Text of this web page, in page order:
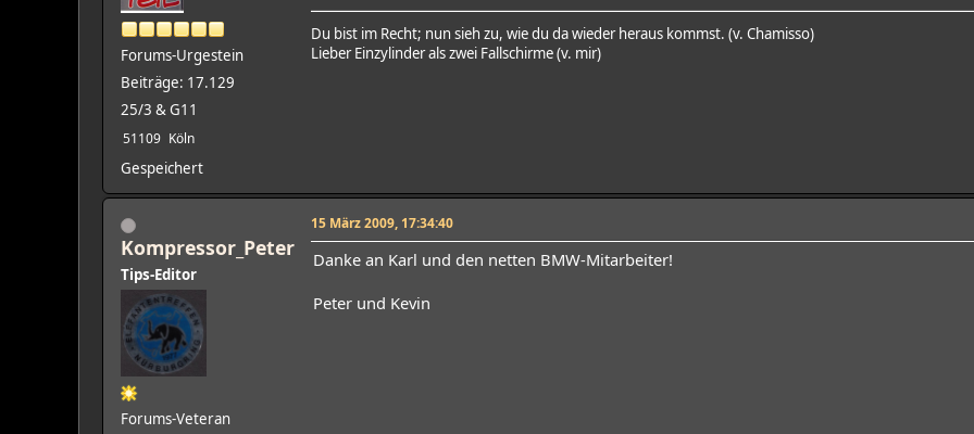
Forums-Urgestein
Beiträge: 17.129
25/3 & G11
51109 Köln
Gespeichert
Du bist im Recht; nun sieh zu, wie du da wieder heraus kommst. (v. Chamisso)
Lieber Einzylinder als zwei Fallschirme (v. mir)
Kompressor_Peter
Tips-Editor
Forums-Veteran
15 März 2009, 17:34:40
Danke an Karl und den netten BMW-Mitarbeiter!
Peter und Kevin